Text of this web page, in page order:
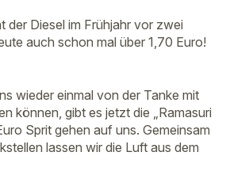
der Diesel im Frühjahr vor zwei
auch schon mal über 1,70 Euro!
wieder einmal von der Tanke mit
können, gibt es jetzt die „Ramasuri
Sprit gehen auf uns. Gemeinsam
lassen wir die Luft aus dem